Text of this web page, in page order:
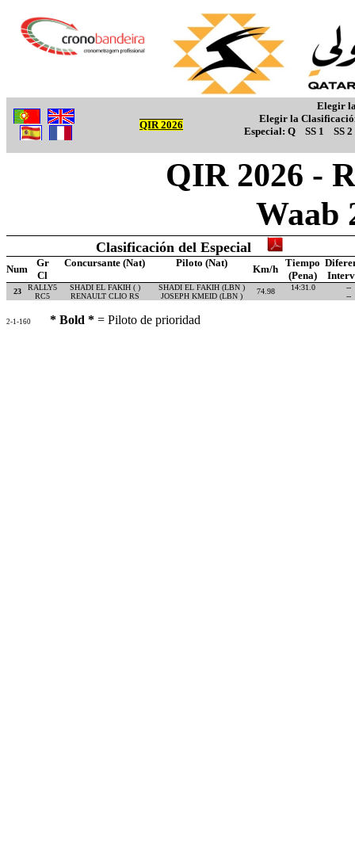
QIR 2026
Elegir
Elegir la
Especial: Q SS 1 SS 2
QIR 2026 -
Waab
Clasificación del Especial
Num
Gr Concursante (Nat) Piloto (Nat)
Km/h
Tiempo
Cl
(Pena)
23 RALLY5 SHADI EL FAKIH ( ) SHADI EL FAKIH (LBN ) 74.98 14:31.0
--
RC5
RENAULT CLIO RS JOSEPH KMEID (LBN ) --
2-1-160 * Bold * = Piloto de prioridad